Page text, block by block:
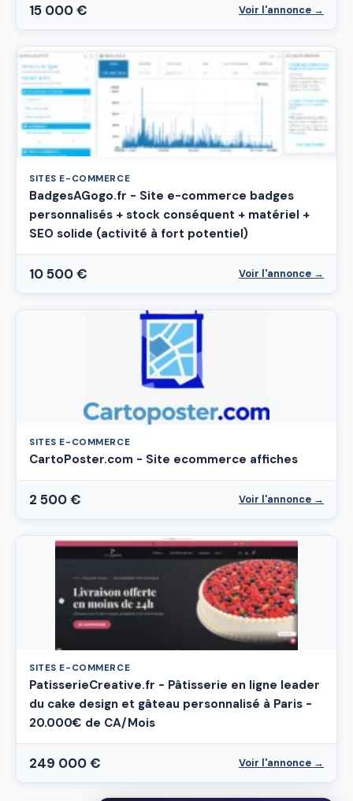
15 000 € Voir l'annonce →
SITES E-COMMERCE
BadgesAGogo.fr - Site e-commerce badges
personnalisés + stock conséquent + matériel +
SEO solide (activité à fort potentiel)
10 500 € Voir l'annonce →
SITES E-COMMERCE
CartoPoster.com - Site ecommerce affiches
2 500 € Voir l'annonce →
SITES E-COMMERCE
PatisserieCreative.fr - Pâtisserie en ligne leader
du cake design et gâteau personnalisé à Paris -
20.000€ de CA/Mois
249 000 € Voir l'annonce →